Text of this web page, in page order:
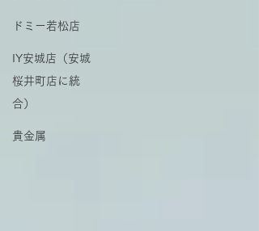
ドミー若松店
IY安城店（安城
桜井町店に統
合）
貴金属